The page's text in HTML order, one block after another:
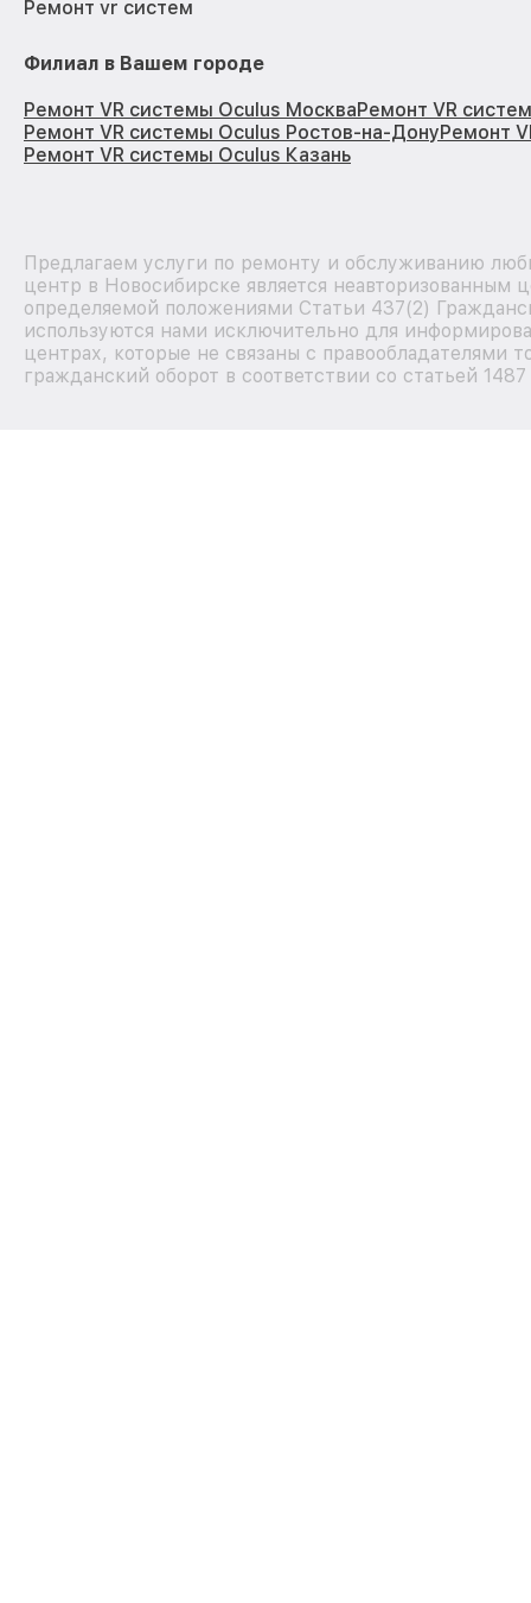
Ремонт vr систем
Филиал в Вашем городе
Ремонт VR системы Oculus МоскваРемонт VR
Ремонт VR системы Oculus Ростов-на-ДонуРемонт
Ремонт VR системы Oculus Казань
Предлагаем услуги по ремонту и обслуживанию
центр в Новосибирске является
определяемой положениями Статьи 437(2)
используются нами исключительно для
центрах, которые не связаны с правообладателями
гражданский оборот в соответствии со статьей